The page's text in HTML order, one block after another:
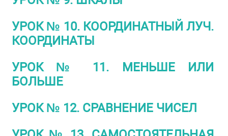
УРОК № 10. КООРДИНАТНЫЙ ЛУЧ.
КООРДИНАТЫ
УРОК № 11. МЕНЬШЕ ИЛИ
БОЛЬШЕ
УРОК № 12. СРАВНЕНИЕ ЧИСЕЛ